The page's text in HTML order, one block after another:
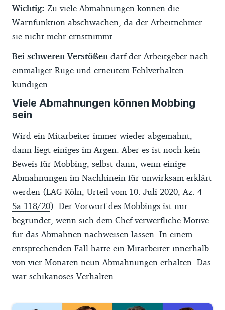
Wichtig: Zu viele Abmahnungen können die
Warnfunktion abschwächen, da der Arbeitnehmer
sie nicht mehr ernstnimmt.
Bei schweren Verstößen darf der Arbeitgeber nach
einmaliger Rüge und erneutem Fehlverhalten
kündigen.
Viele Abmahnungen können Mobbing
sein
Wird ein Mitarbeiter immer wieder abgemahnt,
dann liegt einiges im Argen. Aber es ist noch kein
Beweis für Mobbing, selbst dann, wenn einige
Abmahnungen im Nachhinein für unwirksam erklärt
werden (LAG Köln, Urteil vom 10. Juli 2020, Az. 4
Sa 118/20). Der Vorwurf des Mobbings ist nur
begründet, wenn sich dem Chef verwerfliche Motive
für das Abmahnen nachweisen lassen. In einem
entsprechenden Fall hatte ein Mitarbeiter innerhalb
von vier Monaten neun Abmahnungen erhalten. Das
war schikanöses Verhalten.